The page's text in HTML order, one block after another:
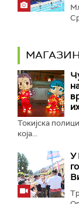
МАГАЗИН
Токијска
која...
У